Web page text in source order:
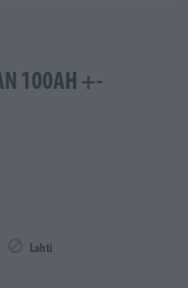
100AH +-
Lahti